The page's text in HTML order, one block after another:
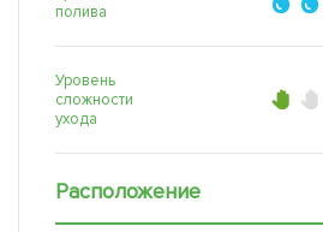
полива
Уровень
сложности
ухода
Расположение